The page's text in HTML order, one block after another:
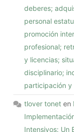
deberes;
personal
promoción
profesional;
y licencias;
disciplinario;
participación y
tlover tonet en
Intensivos: Un